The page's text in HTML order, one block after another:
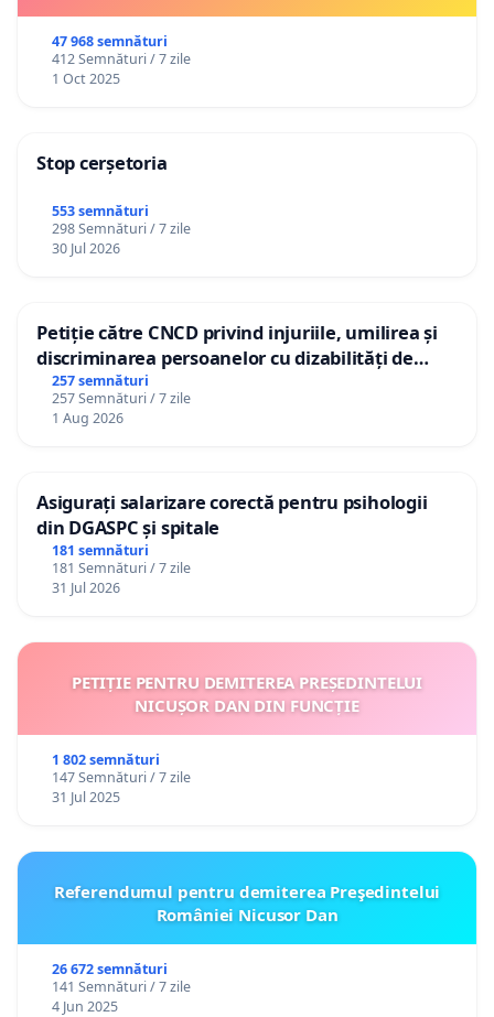
47 968 semnături
412 Semnături / 7 zile
1 Oct 2025
Stop cerșetoria
553 semnături
298 Semnături / 7 zile
30 Jul 2026
Petiție către CNCD privind injuriile, umilirea și
discriminarea persoanelor cu dizabilități de
către utilizatorul TikTok „Gorici”
257 semnături
257 Semnături / 7 zile
1 Aug 2026
Asigurați salarizare corectă pentru psihologii
din DGASPC și spitale
181 semnături
181 Semnături / 7 zile
31 Jul 2026
PETIȚIE PENTRU DEMITEREA PREȘEDINTELUI
NICUȘOR DAN DIN FUNCȚIE
1 802 semnături
147 Semnături / 7 zile
31 Jul 2025
Referendumul pentru demiterea Preşedintelui
României Nicusor Dan
26 672 semnături
141 Semnături / 7 zile
4 Jun 2025